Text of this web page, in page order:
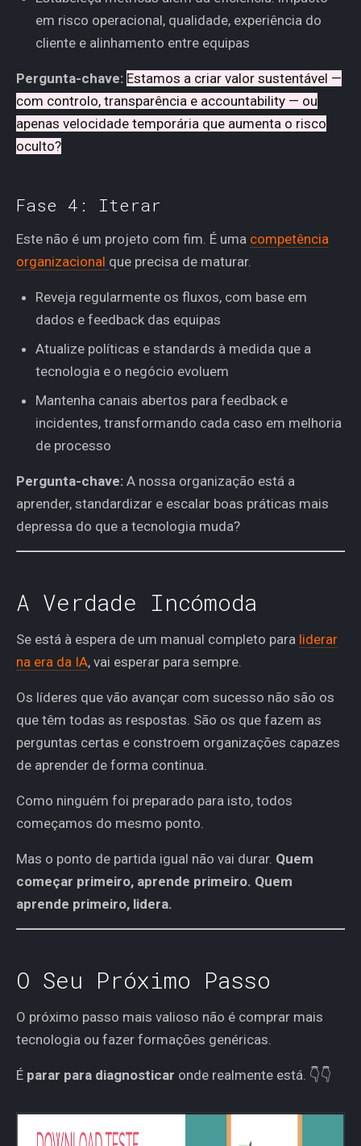
em risco operacional, qualidade, experiência do
cliente e alinhamento entre equipas
Pergunta-chave: Estamos a criar valor sustentável —
com controlo, transparência e accountability — ou
apenas velocidade temporária que aumenta o risco
oculto?
Fase 4: Iterar
Este não é um projeto com fim. É uma competência
organizacional que precisa de maturar.
Reveja regularmente os fluxos, com base em
dados e feedback das equipas
Atualize políticas e standards à medida que a
tecnologia e o negócio evoluem
Mantenha canais abertos para feedback e
incidentes, transformando cada caso em melhoria
de processo
Pergunta-chave: A nossa organização está a
aprender, standardizar e escalar boas práticas mais
depressa do que a tecnologia muda?
A Verdade Incómoda
Se está à espera de um manual completo para liderar
na era da IA, vai esperar para sempre.
Os líderes que vão avançar com sucesso não são os
que têm todas as respostas. São os que fazem as
perguntas certas e constroem organizações capazes
de aprender de forma continua.
Como ninguém foi preparado para isto, todos
começamos do mesmo ponto.
Mas o ponto de partida igual não vai durar. Quem
começar primeiro, aprende primeiro. Quem
aprende primeiro, lidera.
O Seu Próximo Passo
O próximo passo mais valioso não é comprar mais
tecnologia ou fazer formações genéricas.
É parar para diagnosticar onde realmente está. 👇👇